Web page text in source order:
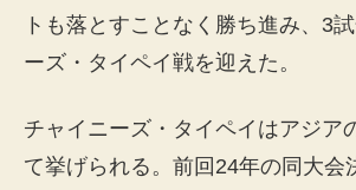
トも落とすことなく勝ち進み、3
ーズ・タイペイ戦を迎えた。
チャイニーズ・タイペイはアジア
て挙げられる。前回24年の同大会